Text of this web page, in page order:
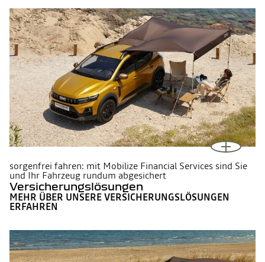
sorgenfrei fahren: mit Mobilize Financial Services sind Sie
und Ihr Fahrzeug rundum abgesichert
Versicherungslösungen
MEHR ÜBER UNSERE VERSICHERUNGSLÖSUNGEN
ERFAHREN